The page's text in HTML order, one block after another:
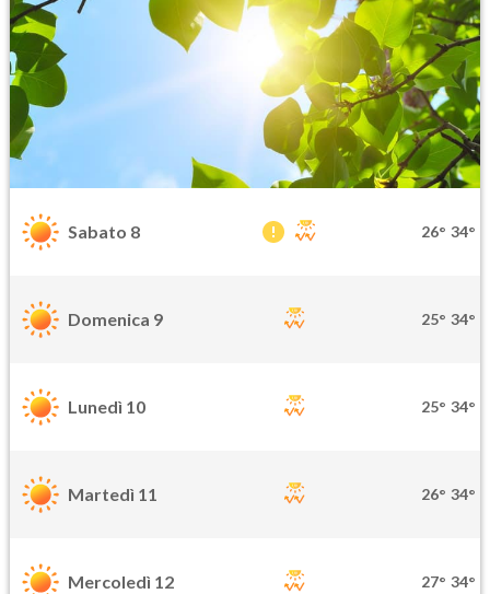
Sabato 8 26° 34°
Domenica 9 25° 34°
Lunedì 10 25° 34°
Martedì 11 26° 34°
Mercoledì 12 27° 34°